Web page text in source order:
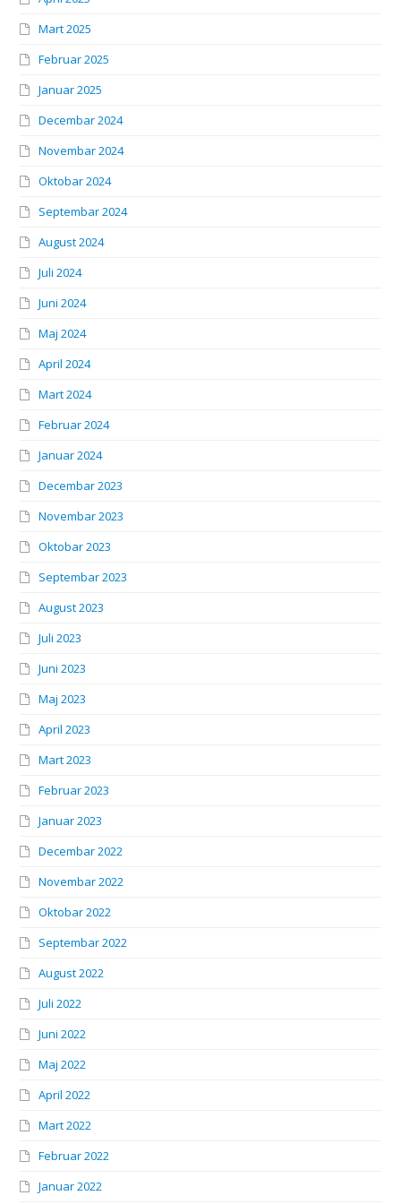
Mart 2025
Februar 2025
Januar 2025
Decembar 2024
Novembar 2024
Oktobar 2024
Septembar 2024
August 2024
Juli 2024
Juni 2024
Maj 2024
April 2024
Mart 2024
Februar 2024
Januar 2024
Decembar 2023
Novembar 2023
Oktobar 2023
Septembar 2023
August 2023
Juli 2023
Juni 2023
Maj 2023
April 2023
Mart 2023
Februar 2023
Januar 2023
Decembar 2022
Novembar 2022
Oktobar 2022
Septembar 2022
August 2022
Juli 2022
Juni 2022
Maj 2022
April 2022
Mart 2022
Februar 2022
Januar 2022